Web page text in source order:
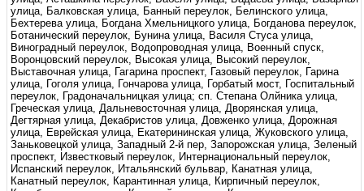
улица, Балковская улица, Банный переулок, Белинского улица,
Бехтерева улица, Богдана Хмельницкого улица, Богданова переулок,
Ботанический переулок, Бунина улица, Василя Стуса улица,
Виноградный переулок, Водопроводная улица, Военный спуск,
Воронцовский переулок, Высокая улица, Высокий переулок,
Выставочная улица, Гагарина проспект, Газовый переулок, Гарина
улица, Гоголя улица, Гончарова улица, Горбатый мост, Госпитальный
переулок, Градоначальницкая улица; сп. Степана Олйника улица,
Греческая улица, Дальневосточная улица, Дворянская улица,
Дегтярная улица, Декабристов улица, Довженко улица, Дорожная
улица, Еврейская улица, Екатерининская улица, Жуковского улица,
Заньковецкой улица, Западный 2-й пер, Запорожская улица, Зеленый
проспект, Известковый переулок, Интернациональный переулок,
Испанский переулок, Итальянский бульвар, Канатная улица,
Канатный переулок, Карантинная улица, Кирпичный переулок,